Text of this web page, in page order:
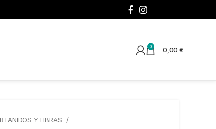
0 0,00 €
Y FIBRAS